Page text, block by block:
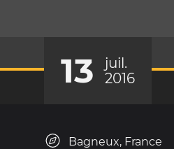
13
juil.
2016
Bagneux, France